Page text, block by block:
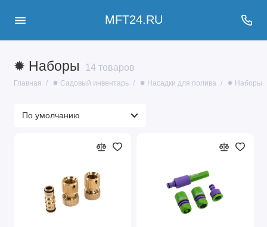
MFT24.RU
✹ Наборы 14 товаров
Главная ✹ Садовый инвентарь ✹ Насадки для полива ✹ Наборы